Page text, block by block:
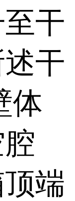
干
干
体
端